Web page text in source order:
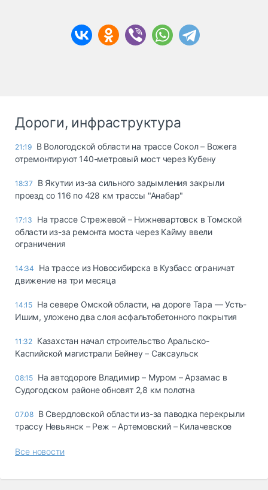
Дороги, инфраструктура
21:19 В Вологодской области на трассе Сокол – Вожега
отремонтируют 140-метровый мост через Кубену
18:37
В Якутии из-за сильного задымления закрыли
проезд со 116 по 428 км трассы "Анабар"
17:13
На трассе Стрежевой – Нижневартовск в Томской
области из-за ремонта моста через Кайму ввели
ограничения
14:34
На трассе из Новосибирска в Кузбасс ограничат
движение на три месяца
14:15 На севере Омской области, на дороге Тара — Усть-
Ишим, уложено два слоя асфальтобетонного покрытия
11:32 Казахстан начал строительство Аральско-
Каспийской магистрали Бейнеу – Саксаульск
08:15 На автодороге Владимир – Муром – Арзамас в
Судогодском районе обновят 2,8 км полотна
07.08 В Свердловской области из-за паводка перекрыли
трассу Невьянск – Реж – Артемовский – Килачевское
Все новости